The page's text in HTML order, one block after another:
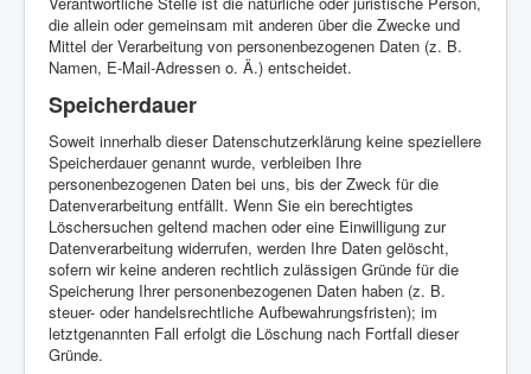
die allein oder gemeinsam mit anderen über die Zwecke und
Mittel der Verarbeitung von personenbezogenen Daten (z. B.
Namen, E-Mail-Adressen o. Ä.) entscheidet.
Speicherdauer
Soweit innerhalb dieser Datenschutzerklärung keine speziellere
Speicherdauer genannt wurde, verbleiben Ihre
personenbezogenen Daten bei uns, bis der Zweck für die
Datenverarbeitung entfällt. Wenn Sie ein berechtigtes
Löschersuchen geltend machen oder eine Einwilligung zur
Datenverarbeitung widerrufen, werden Ihre Daten gelöscht,
sofern wir keine anderen rechtlich zulässigen Gründe für die
Speicherung Ihrer personenbezogenen Daten haben (z. B.
steuer- oder handelsrechtliche Aufbewahrungsfristen); im
letztgenannten Fall erfolgt die Löschung nach Fortfall dieser
Gründe.